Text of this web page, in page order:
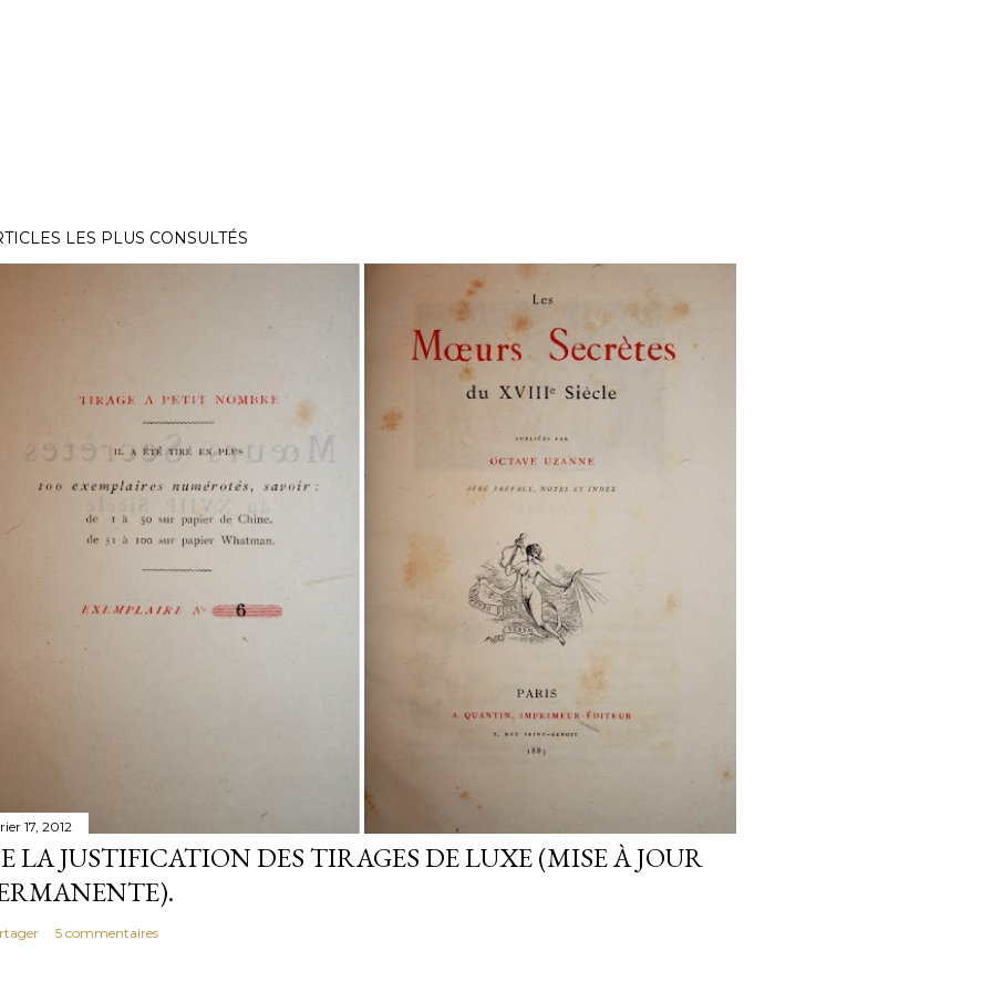
LES PLUS CONSULTÉS
17, 2012
LA JUSTIFICATION DES TIRAGES DE LUXE (MISE À JOUR
5 commentaires